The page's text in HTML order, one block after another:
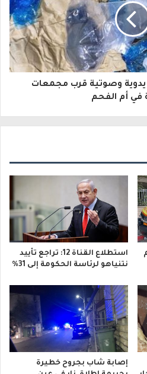
وصوتية قرب مجمعات
في أم الفحم
استطلاع القناة 12: تراجع تأييد
نتنياهو لرئاسة الحكومة إلى 31%
إصابة شاب بجروح خطيرة